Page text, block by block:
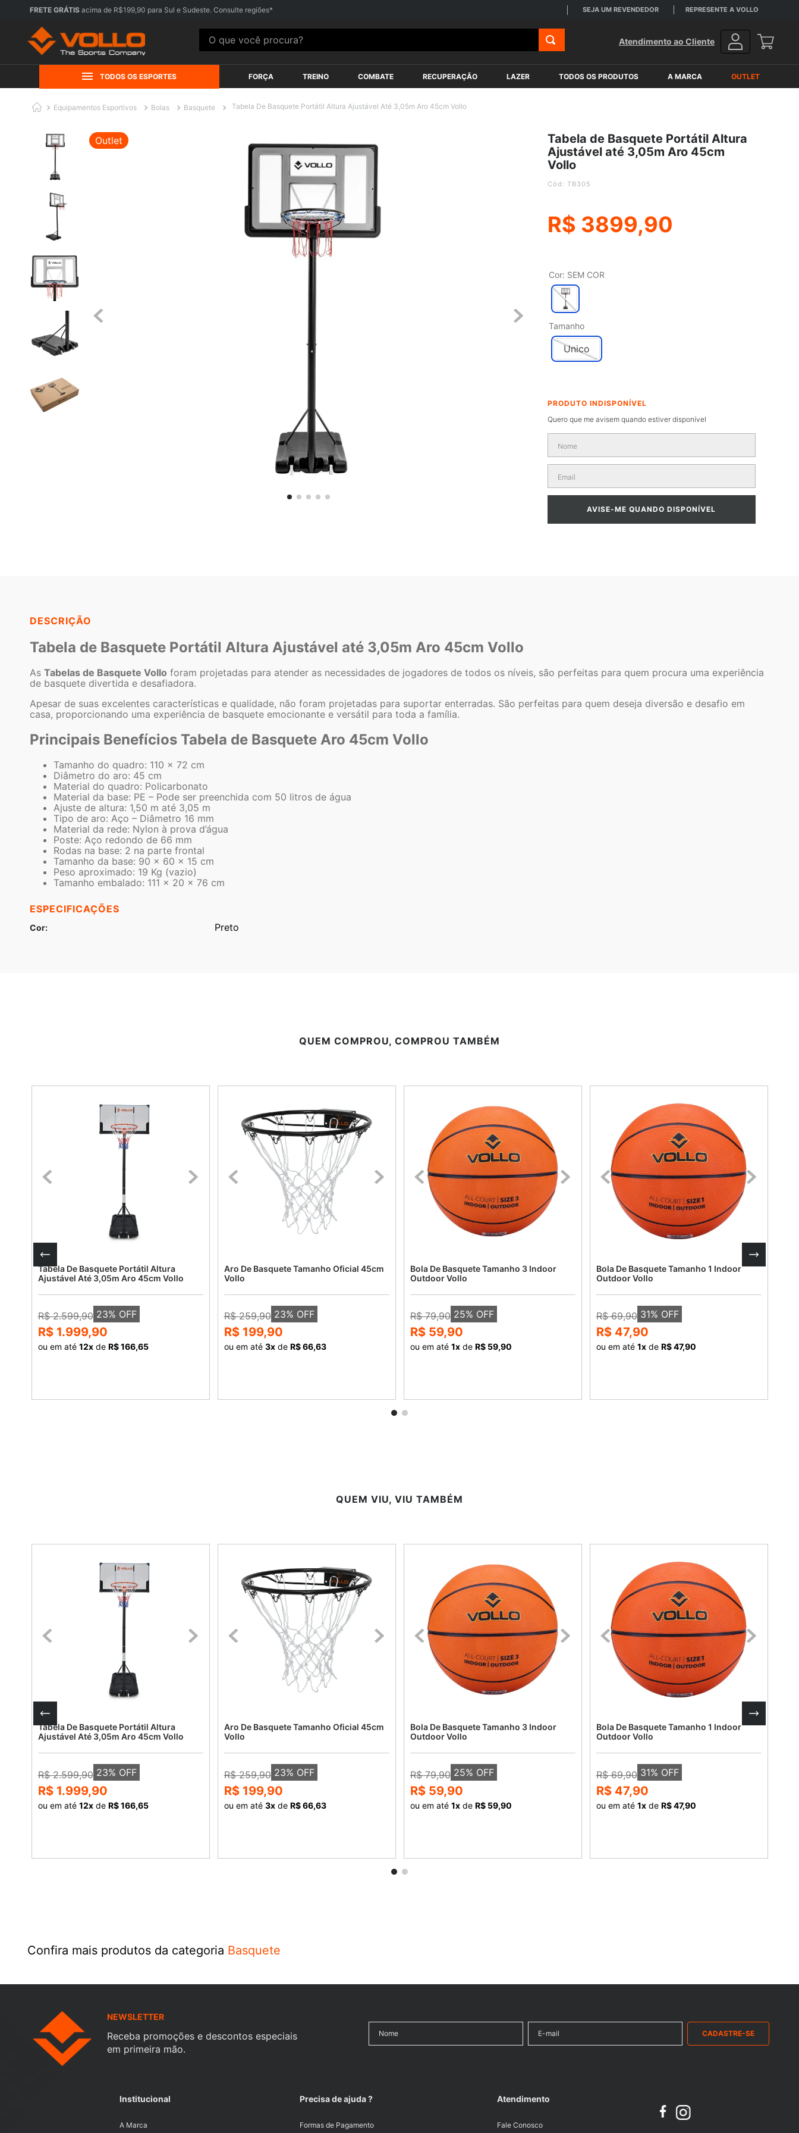
FRETE GRÁTIS acima de R$199,90 para Sul e Sudeste. Consulte regiões* SEJA UM REVENDEDOR REPRESENTE A VOLLO
O que você procura?
Atendimento ao Cliente
TODOS OS ESPORTES FORÇA TREINO COMBATE RECUPERAÇÃO LAZER TODOS OS PRODUTOS A MARCA OUTLET
Equipamentos Esportivos Bolas Basquete Tabela De Basquete Portátil Altura Ajustável Até 3,05m Aro 45cm Vollo
Outlet
Tabela de Basquete Portátil Altura
Ajustável até 3,05m Aro 45cm
Vollo
: TB305
R$ 3899,90
Cor: SEM COR
Tamanho
Unico
Quero que me avisem quando estiver disponível
DESCRIÇÃO
Tabela de Basquete Portátil Altura Ajustável até 3,05m Aro 45cm Vollo
As Tabelas de Basquete Vollo foram projetadas para atender as necessidades de jogadores de todos os níveis, são perfeitas para quem procura uma experiência
de basquete divertida e desafiadora.
Apesar de suas excelentes características e qualidade, não foram projetadas para suportar enterradas. São perfeitas para quem deseja diversão e desafio em
casa, proporcionando uma experiência de basquete emocionante e versátil para toda a família.
Principais Benefícios Tabela de Basquete Aro 45cm Vollo
Tamanho do quadro: 110 x 72 cm
Diâmetro do aro: 45 cm
Material do quadro: Policarbonato
Material da base: PE – Pode ser preenchida com 50 litros de água
Ajuste de altura: 1,50 m até 3,05 m
Tipo de aro: Aço – Diâmetro 16 mm
Material da rede: Nylon à prova d’água
Poste: Aço redondo de 66 mm
Rodas na base: 2 na parte frontal
Tamanho da base: 90 x 60 x 15 cm
Peso aproximado: 19 Kg (vazio)
Tamanho embalado: 111 x 20 x 76 cm
ESPECIFICAÇÕES
Cor Preto
QUEM COMPROU, COMPROU TAMBÉM
Tabela De Basquete Portátil Altura
Ajustável Até 3,05m Aro 45cm Vollo
R$ 2.599,90 23% OFF
R$ 1.999,90
ou em até 12xde R$ 166,65
Aro De Basquete Tamanho Oficial 45cm
Vollo
R$ 259,90 23% OFF
R$ 199,90
ou em até 3xde R$ 66,63
Bola De Basquete Tamanho 3 Indoor
Outdoor Vollo
R$ 79,90 25% OFF
R$ 59,90
ou em até 1xde R$ 59,90
Bola De Basquete Tamanho 1 Indoor
Outdoor Vollo
R$ 69,90 31% OFF
R$ 47,90
ou em até 1xde R$ 47,90
QUEM VIU, VIU TAMBÉM
Tabela De Basquete Portátil Altura
Ajustável Até 3,05m Aro 45cm Vollo
R$ 2.599,90 23% OFF
R$ 1.999,90
ou em até 12xde R$ 166,65
Aro De Basquete Tamanho Oficial 45cm
Vollo
R$ 259,90 23% OFF
R$ 199,90
ou em até 3xde R$ 66,63
Bola De Basquete Tamanho 3 Indoor
Outdoor Vollo
R$ 79,90 25% OFF
R$ 59,90
ou em até 1xde R$ 59,90
Bola De Basquete Tamanho 1 Indoor
Outdoor Vollo
R$ 69,90 31% OFF
R$ 47,90
ou em até 1xde R$ 47,90
Confira mais produtos da categoria Basquete
NEWSLETTER
Receba promoções e descontos especiais
em primeira mão.
CADASTRE-SE
Institucional
A Marca
Precisa de ajuda ?
Formas de Pagamento
Atendimento
Fale Conosco